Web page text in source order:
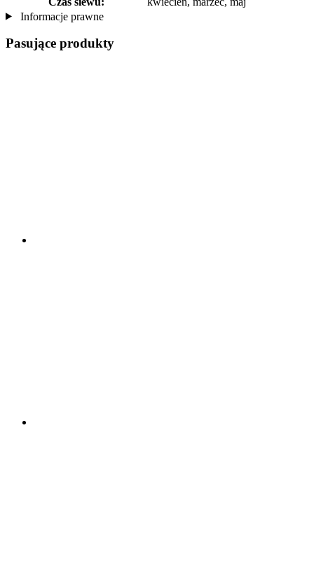
Informacje prawne
Pasujące produkty